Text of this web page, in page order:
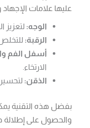
عليها علامات الإجهاد
الوجه: لتعزيز
الرقبة:
أسفل الفم
الارتخاء.
الذقن:
بفضل هذه التقنية
والحصول على إطلالة